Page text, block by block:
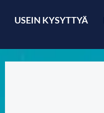
USEIN KYSYTTYÄ